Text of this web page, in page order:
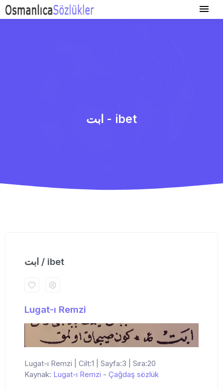
ابت - ibet
ابت / ibet
Lugat-ı Remzi
Lugat-ı Remzi | Cilt:1 | Sayfa:3 | Sıra:20
Kaynak: Lugat-ı Remzi - Çağdaş sözlük